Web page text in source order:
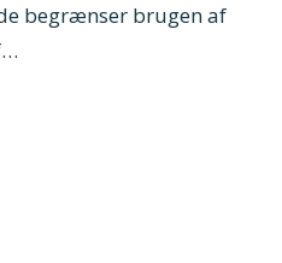
begrænser brugen af